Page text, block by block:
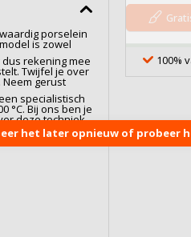
porselein
is zowel
dus rekening mee
Twijfel je over
gerust
specialistisch
°C. Bij ons ben je
deze techniek
Porselein.
100%
het later opnieuw of probeer